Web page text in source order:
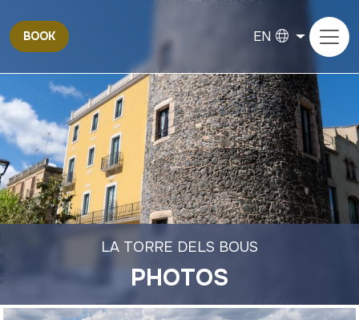
EN
BOOK
LA TORRE DELS BOUS
PHOTOS